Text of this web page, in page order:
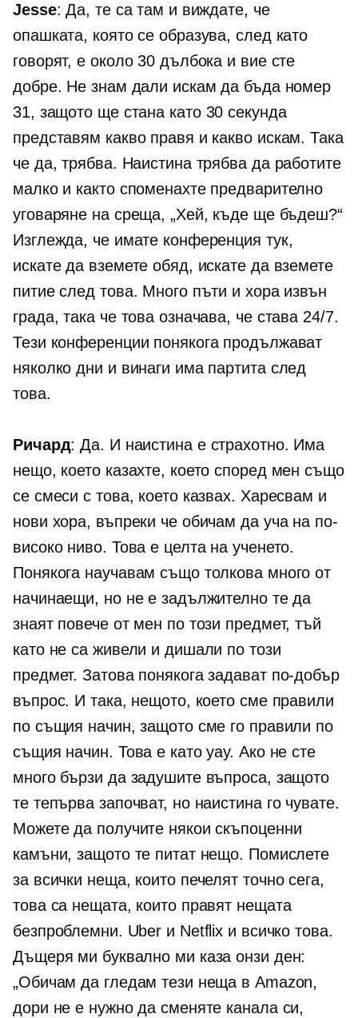
Jesse: Да, те са там и виждате, че
опашката, която се образува, след като
говорят, е около 30 дълбока и вие сте
добре. Не знам дали искам да бъда номер
31, защото ще стана като 30 секунда
представям какво правя и какво искам. Така
че да, трябва. Наистина трябва да работите
малко и както споменахте предварително
уговаряне на среща, „Хей, къде ще бъдеш?“
Изглежда, че имате конференция тук,
искате да вземете обяд, искате да вземете
питие след това. Много пъти и хора извън
града, така че това означава, че става 24/7.
Тези конференции понякога продължават
няколко дни и винаги има партита след
това.
Ричард: Да. И наистина е страхотно. Има
нещо, което казахте, което според мен също
се смеси с това, което казвах. Харесвам и
нови хора, въпреки че обичам да уча на по-
високо ниво. Това е целта на ученето.
Понякога научавам също толкова много от
начинаещи, но не е задължително те да
знаят повече от мен по този предмет, тъй
като не са живели и дишали по този
предмет. Затова понякога задават по-добър
въпрос. И така, нещото, което сме правили
по същия начин, защото сме го правили по
същия начин. Това е като уау. Ако не сте
много бързи да задушите въпроса, защото
те тепърва започват, но наистина го чувате.
Можете да получите някои скъпоценни
камъни, защото те питат нещо. Помислете
за всички неща, които печелят точно сега,
това са нещата, които правят нещата
безпроблемни. Uber и Netflix и всичко това.
Дъщеря ми буквално ми каза онзи ден:
„Обичам да гледам тези неща в Amazon,
дори не е нужно да сменяте канала си,